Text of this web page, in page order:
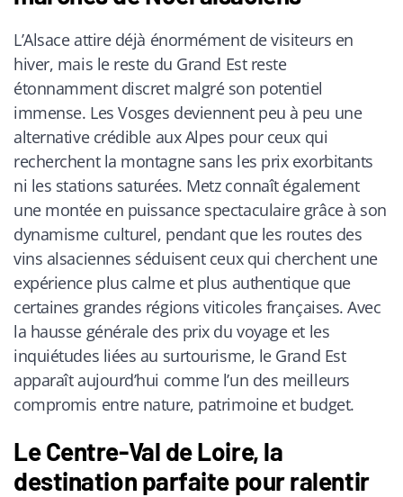
L’Alsace attire déjà énormément de visiteurs en
hiver, mais le reste du Grand Est reste
étonnamment discret malgré son potentiel
immense. Les Vosges deviennent peu à peu une
alternative crédible aux Alpes pour ceux qui
recherchent la montagne sans les prix exorbitants
ni les stations saturées. Metz connaît également
une montée en puissance spectaculaire grâce à son
dynamisme culturel, pendant que les routes des
vins alsaciennes séduisent ceux qui cherchent une
expérience plus calme et plus authentique que
certaines grandes régions viticoles françaises. Avec
la hausse générale des prix du voyage et les
inquiétudes liées au surtourisme, le Grand Est
apparaît aujourd’hui comme l’un des meilleurs
compromis entre nature, patrimoine et budget.
Le Centre-Val de Loire, la
destination parfaite pour ralentir